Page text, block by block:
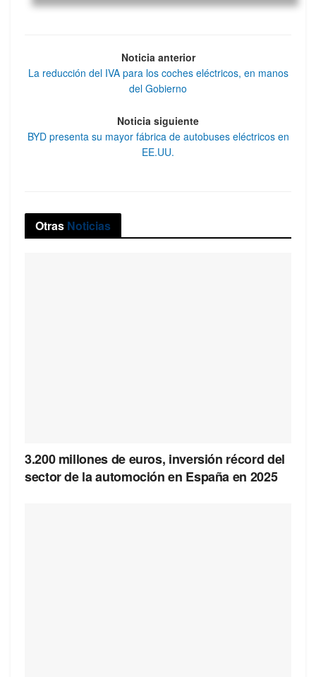
Noticia anterior
La reducción del IVA para los coches eléctricos, en manos
del Gobierno
Noticia siguiente
BYD presenta su mayor fábrica de autobuses eléctricos en
EE.UU.
Otras Noticias
3.200 millones de euros, inversión récord del
sector de la automoción en España en 2025